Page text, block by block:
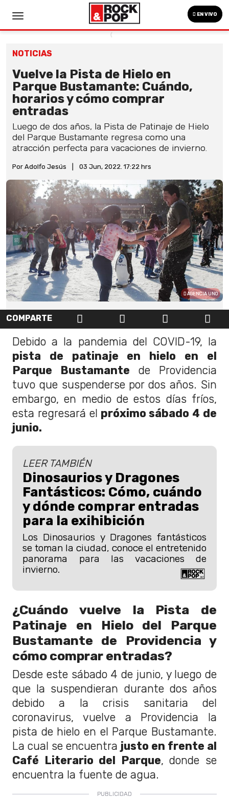
EN VIVO
NOTICIAS
Vuelve la Pista de Hielo en
Parque Bustamante: Cuándo,
horarios y cómo comprar
entradas
Luego de dos años, la Pista de Patinaje de Hielo
del Parque Bustamante regresa como una
atracción perfecta para vacaciones de invierno.
Por Adolfo Jesús 03 Jun, 2022. 17:22 hrs
AGENCIA UNO
COMPARTE
Debido a la pandemia del COVID-19, la
pista de patinaje en hielo en el
Parque Bustamante de Providencia
tuvo que suspenderse por dos años. Sin
embargo, en medio de estos días fríos,
esta regresará el próximo sábado 4 de
junio.
LEER TAMBIÉN
Dinosaurios y Dragones
Fantásticos: Cómo, cuándo
y dónde comprar entradas
para la exihibición
Los Dinosaurios y Dragones fantásticos
se toman la ciudad, conoce el entretenido
panorama para las vacaciones de
invierno.
¿Cuándo vuelve la Pista de
Patinaje en Hielo del Parque
Bustamante de Providencia y
cómo comprar entradas?
Desde este sábado 4 de junio, y luego de
que la suspendieran durante dos años
debido a la crisis sanitaria del
coronavirus, vuelve a Providencia la
pista de hielo en el Parque Bustamante.
La cual se encuentra justo en frente al
Café Literario del Parque, donde se
encuentra la fuente de agua.